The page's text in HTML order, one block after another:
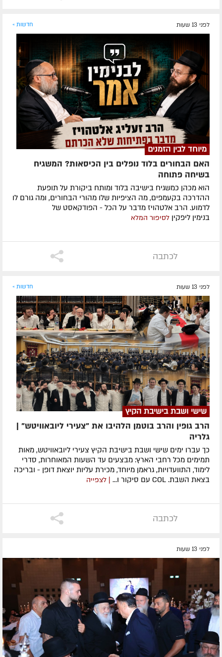
לפני 13 שעות חדשות »
מיוחד לבין הזמנים
האם הבחורים בלוד נופלים בין הכיסאות? המשגיח
בשיחה פתוחה
הוא מכהן כמשגיח בישיבה בלוד ומותח ביקורת על תופעת
ההדרכה בקעמפים, מה הציפיות שלו מהורי הבחורים, ומה גורם לו
לדמוע. הרב אלטהויז מדבר על הכל - הפודקאסט של
בנימין ליפקין לסיפור המלא
לכתבה
לפני 13 שעות חדשות »
שישי ושבת בישיבת הקיץ
הרב גופין והרב בוטמן הלהיבו את "צעירי ליובאוויטש" |
גלריה
כך עברו ימים שישי ושבת בישיבת הקיץ צעירי ליובאוויטש, מאות
תמימים מכל רחבי הארץ: מבצעים עד השעות המאוחרות, סדרי
לימוד, התוועדויות, גראמן מיוחד, מכירת עליות יוצאת דופן - ובריכה
בצאת השבת. COL עם סיקור ו...
| לצפייה
לכתבה
לפני 13 שעות